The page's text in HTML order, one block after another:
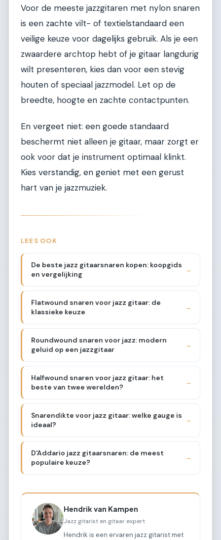
Voor de meeste jazzgitaren met nylon snaren
is een zachte vilt- of textielstandaard een
veilige keuze voor dagelijks gebruik. Als je een
zwaardere archtop hebt of je gitaar langdurig
wilt presenteren, kies dan voor een stevig
houten of speciaal jazzmodel. Let op de
breedte, hoogte en zachte contactpunten.
En vergeet niet: een goede standaard
beschermt niet alleen je gitaar, maar zorgt er
ook voor dat je instrument optimaal klinkt.
Kies verstandig, en geniet met een gerust
hart van je jazzmuziek.
LEES OOK
De beste jazz gitaarsnaren kopen: koopgids
en vergelijking
→
Flatwound snaren voor jazz gitaar: de
klassieke keuze
→
Roundwound snaren voor jazz: modern
geluid op een jazzgitaar
→
Halfwound snaren voor jazz gitaar: het
beste van twee werelden?
→
Snarendikte voor jazz gitaar: welke gauge is
ideaal?
→
D'Addario jazz gitaarsnaren: de meest
populaire keuze?
→
Hendrik van Kampen
Jazz gitarist en gitaar expert
Hendrik is een ervaren jazz gitarist met